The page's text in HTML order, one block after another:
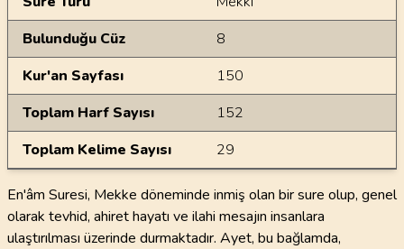
Bulunduğu Cüz
8
Kur'an Sayfası
150
Toplam Harf Sayısı
152
Toplam Kelime Sayısı
29
En'âm Suresi, Mekke döneminde inmiş olan bir sure olup, genel
olarak tevhid, ahiret hayatı ve ilahi mesajın insanlara
ulaştırılması üzerinde durmaktadır. Ayet, bu bağlamda,